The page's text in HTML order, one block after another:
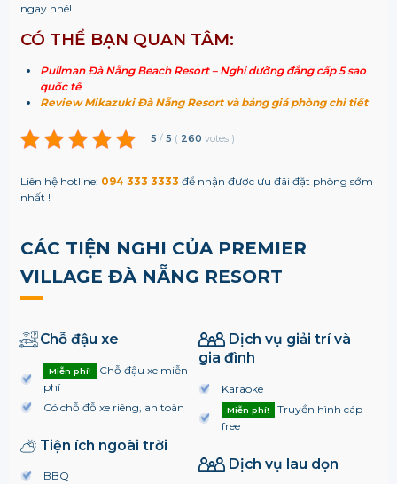
ngay nhé!
CÓ THỂ BẠN QUAN TÂM:
Pullman Đà Nẵng Beach Resort – Nghỉ dưỡng đẳng cấp 5 sao
quốc tế
Review Mikazuki Đà Nẵng Resort và bảng giá phòng chi tiết
5 / 5 ( 260 votes )
Liên hệ hotline: 094 333 3333 để nhận được ưu đãi đặt phòng sớm
nhất !
CÁC TIỆN NGHI CỦA PREMIER
VILLAGE ĐÀ NẴNG RESORT
Chỗ đậu xe
Miễn phí!
Chỗ đậu xe miễn
phí
Có chỗ đỗ xe riêng, an toàn
Tiện ích ngoài trời
BBQ
Dịch vụ giải trí và
gia đình
Karaoke
Miễn phí!
Truyền hình cáp
free
Dịch vụ lau dọn